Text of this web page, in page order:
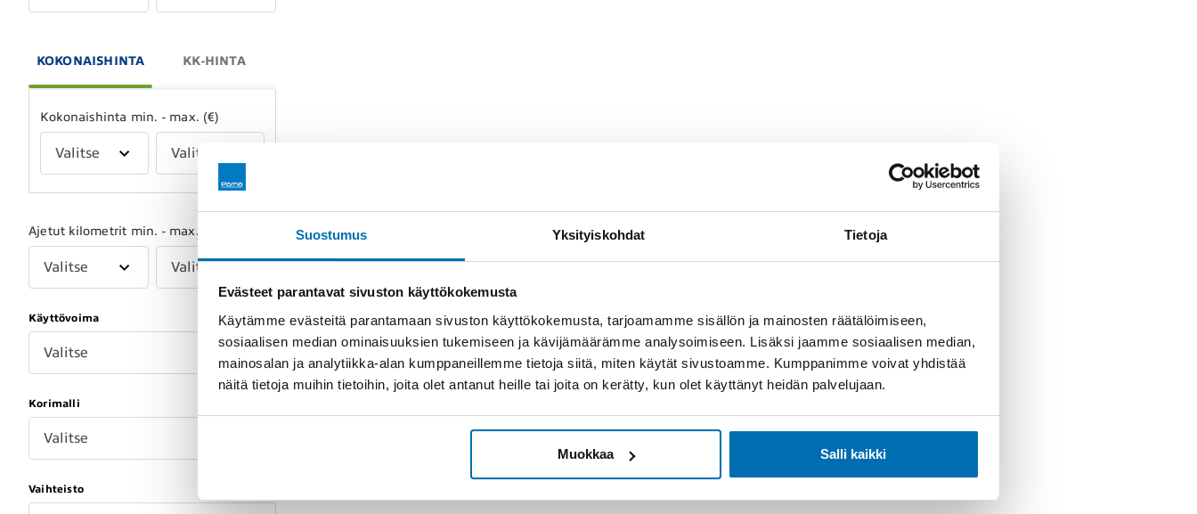
Suostumus Yksityiskohdat Tietoja
Evästeet parantavat sivuston käyttökokemusta
Käytämme evästeitä parantamaan sivuston käyttökokemusta, tarjoamamme sisällön ja mainosten räätälöimiseen,
sosiaalisen median ominaisuuksien tukemiseen ja kävijämäärämme analysoimiseen. Lisäksi jaamme sosiaalisen median,
mainosalan ja analytiikka-alan kumppaneillemme tietoja siitä, miten käytät sivustoamme. Kumppanimme voivat yhdistää
näitä tietoja muihin tietoihin, joita olet antanut heille tai joita on kerätty, kun olet käyttänyt heidän palvelujaan.
Muokkaa Salli kaikki
KOKONAISHINTA KK-HINTA
Kokonaishinta min. - max. (€)
Valitse Valitse
Ajetut kilometrit min. - max.
Valitse Valitse
Käyttövoima
Valitse
Korimalli
Valitse
Vaihteisto